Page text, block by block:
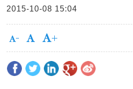
2015-10-08 15:04